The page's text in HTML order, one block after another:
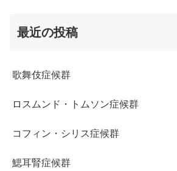
最近の投稿
歌舞伎症候群
ロスムンド・トムソン症候群
コフィン・シリス症候群
鰓耳腎症候群